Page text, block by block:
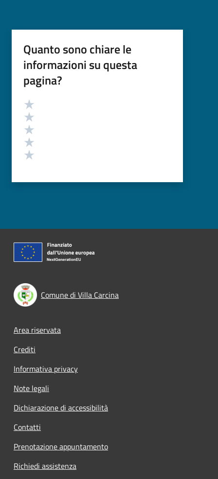
Quanto sono chiare le
informazioni su questa
pagina?
Valutazione
Comune di Villa Carcina
Footer menu
Area riservata
Crediti
Informativa privacy
Note legali
Dichiarazione di accessibilità
Contatti
Prenotazione appuntamento
Richiedi assistenza